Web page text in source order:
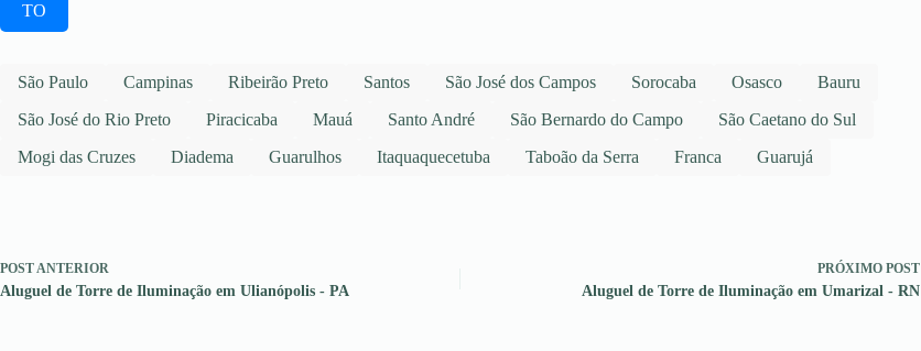
TO
São Paulo Campinas Ribeirão Preto Santos São José dos Campos Sorocaba Osasco
Bauru
São José do Rio Preto
Piracicaba Mauá Santo André São Bernardo do Campo
São Caetano do Sul
Mogi das Cruzes
Diadema Guarulhos Itaquaquecetuba Taboão da Serra Franca Guarujá
POSTANTERIOR
Aluguel de Torre de Iluminação em Ulianópolis - PA
PRÓXIMO POST
Aluguel de Torre de Iluminação em Umarizal - RN